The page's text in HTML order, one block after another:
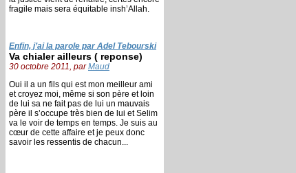
fragile mais sera équitable insh’Allah.
Enfin, j’ai la parole par Adel Tebourski
Va chialer ailleurs ( reponse)
30 octobre 2011, parMaud
Oui il a un fils qui est mon meilleur ami
et croyez moi, même si son père et loin
de lui sa ne fait pas de lui un mauvais
père il s’occupe très bien de lui et Selim
va le voir de temps en temps. Je suis au
cœur de cette affaire et je peux donc
savoir les ressentis de chacun...